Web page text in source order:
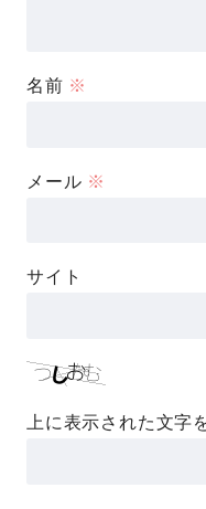
名前 ※
メール ※
サイト
上に表示された文字